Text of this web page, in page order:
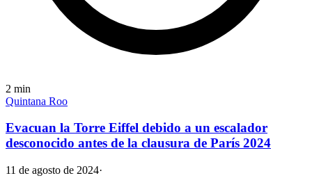
2 min
Quintana Roo
Evacuan la Torre Eiffel debido a un escalador
desconocido antes de la clausura de París 2024
11 de agosto de 2024·